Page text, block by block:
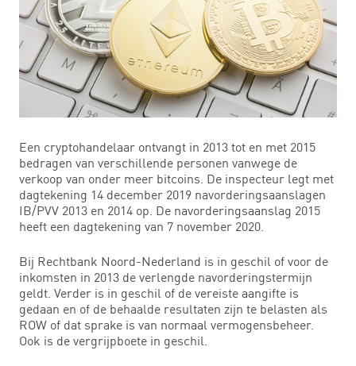
Een cryptohandelaar ontvangt in 2013 tot en met 2015
bedragen van verschillende personen vanwege de
verkoop van onder meer bitcoins. De inspecteur legt met
dagtekening 14 december 2019 navorderingsaanslagen
IB/PVV 2013 en 2014 op. De navorderingsaanslag 2015
heeft een dagtekening van 7 november 2020.
Bij Rechtbank Noord-Nederland is in geschil of voor de
inkomsten in 2013 de verlengde navorderingstermijn
geldt. Verder is in geschil of de vereiste aangifte is
gedaan en of de behaalde resultaten zijn te belasten als
ROW of dat sprake is van normaal vermogensbeheer.
Ook is de vergrijpboete in geschil.